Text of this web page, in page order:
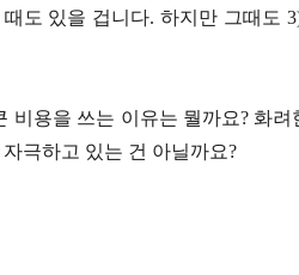
도 있을 겁니다. 하지만 그때도
용을 쓰는 이유는 뭘까요? 화려
극하고 있는 건 아닐까요?